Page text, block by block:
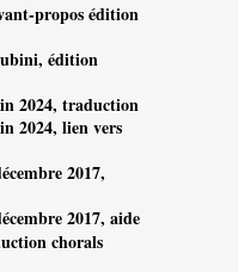
propos édition
édition
2024, traduction
2024, lien vers
2017,
2017, aide
chorals